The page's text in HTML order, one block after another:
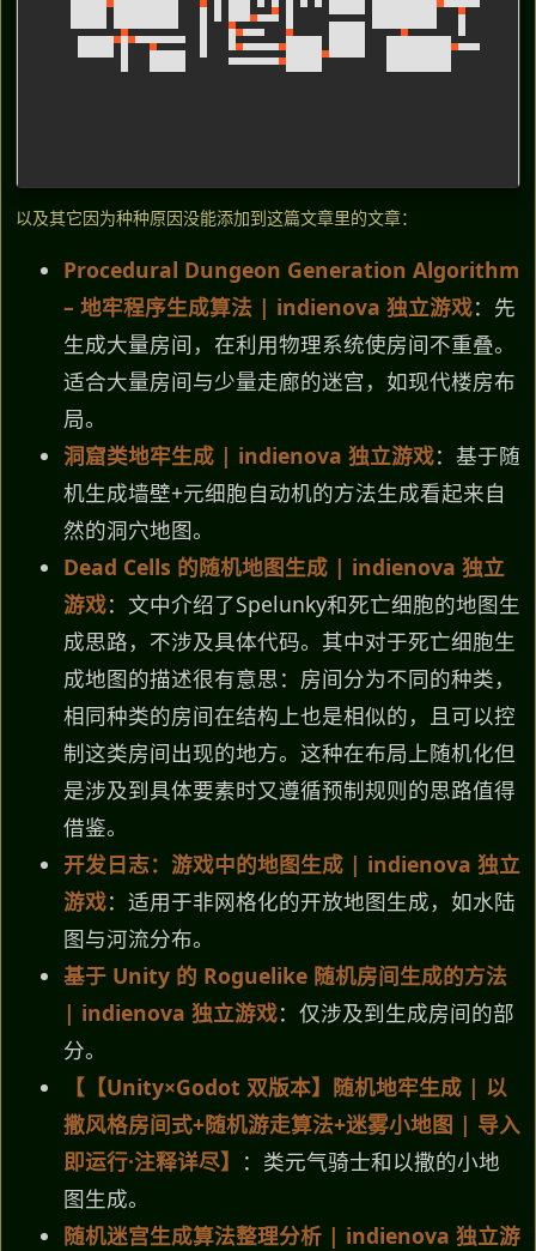
以及其它因为种种原因没能添加到这篇文章里的文章：
Procedural Dungeon Generation Algorithm
– 地牢程序生成算法 | indienova 独立游戏：先
生成大量房间，在利用物理系统使房间不重叠。
适合大量房间与少量走廊的迷宫，如现代楼房布
局。
洞窟类地牢生成 | indienova 独立游戏：基于随
机生成墙壁+元细胞自动机的方法生成看起来自
然的洞穴地图。
Dead Cells 的随机地图生成 | indienova 独立
游戏：文中介绍了Spelunky和死亡细胞的地图生
成思路，不涉及具体代码。其中对于死亡细胞生
成地图的描述很有意思：房间分为不同的种类，
相同种类的房间在结构上也是相似的，且可以控
制这类房间出现的地方。这种在布局上随机化但
是涉及到具体要素时又遵循预制规则的思路值得
借鉴。
开发日志：游戏中的地图生成 | indienova 独立
游戏：适用于非网格化的开放地图生成，如水陆
图与河流分布。
基于 Unity 的 Roguelike 随机房间生成的方法
| indienova 独立游戏：仅涉及到生成房间的部
分。
【【Unity×Godot 双版本】随机地牢生成 | 以
撒风格房间式+随机游走算法+迷雾小地图 | 导入
即运行·注释详尽】 ：类元气骑士和以撒的小地
图生成。
随机迷宫生成算法整理分析 | indienova 独立游